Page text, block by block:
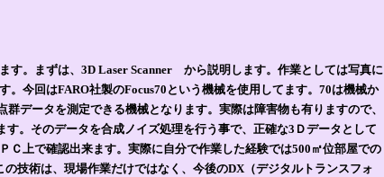
す。まずは、3D Laser Scanner から説明します。作業としては写真に
。今回はFARO社製のFocus70という機械を使用してます。70は機械か
データを測定できる機械となります。実際は障害物も有りますので、
。そのデータを合成ノイズ処理を行う事で、正確な3Ｄデータとして
Ｃ上で確認出来ます。実際に自分で作業した経験では500㎡位部屋での
技術は、現場作業だけではなく、今後のDX（デジタルトランスフォ